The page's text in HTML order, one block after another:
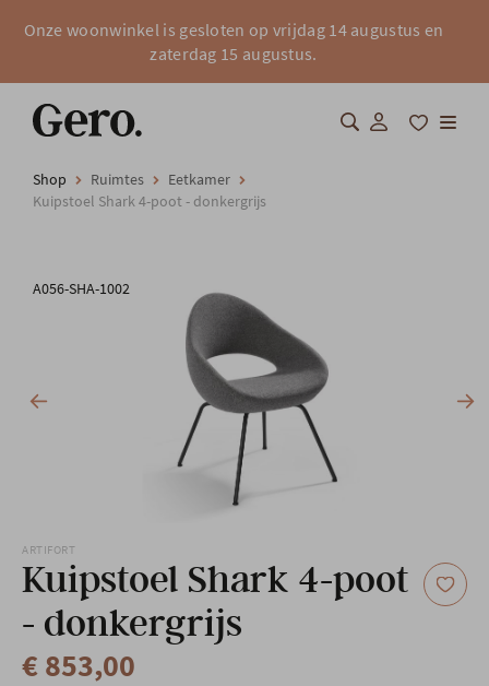
Onze woonwinkel is gesloten op vrijdag 14 augustus en
zaterdag 15 augustus.
Shop
Shop Ruimtes
Eetkamer
Kuipstoel Shark 4-poot - donkergrijs
A056-SHA-1002
ARTIFORT
Kuipstoel Shark 4-poot
- donkergrijs
€ 853,00